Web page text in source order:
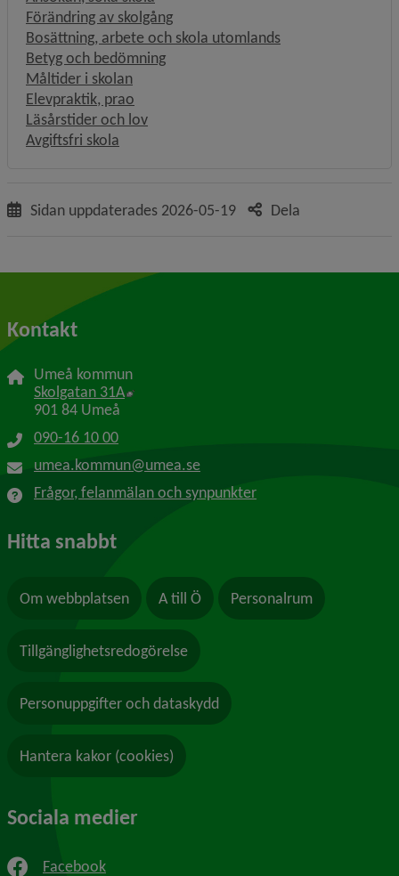
Förändring av skolgång
Bosättning, arbete och skola utomlands
Betyg och bedömning
Måltider i skolan
Elevpraktik, prao
Läsårstider och lov
Avgiftsfri skola
Sidan uppdaterades 2026-05-19 Dela
Kontakt
Umeå kommun
Skolgatan 31A Länk till annan webbplats, öppnas i nytt
901 84 Umeå
090-16 10 00
umea.kommun@umea.se
Frågor, felanmälan och synpunkter
Hitta snabbt
Om webbplatsen A till Ö Personalrum
Tillgänglighetsredogörelse
Personuppgifter och dataskydd
Hantera kakor (cookies)
Sociala medier
Facebook